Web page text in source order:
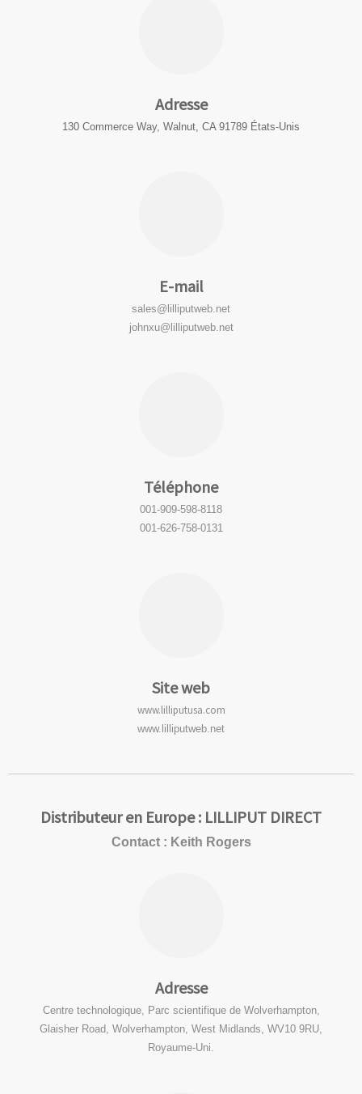
Adresse
130 Commerce Way, Walnut, CA 91789 États-Unis
E-mail
sales@lilliputweb.net
johnxu@lilliputweb.net
Téléphone
001-909-598-8118
001-626-758-0131
Site web
www.lilliputusa.com
www.lilliputweb.net
Distributeur en Europe : LILLIPUT DIRECT
Contact : Keith Rogers
Adresse
Centre technologique, Parc scientifique de Wolverhampton,
Glaisher Road, Wolverhampton, West Midlands, WV10 9RU,
Royaume-Uni.